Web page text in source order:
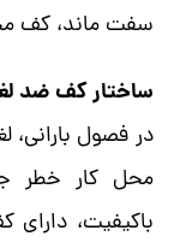
سفت ماند، کف
ساختار کف ضد
در فصول
محل کار خطر
باکیفیت،